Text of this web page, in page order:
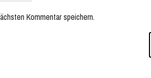
Kommentar speichern.